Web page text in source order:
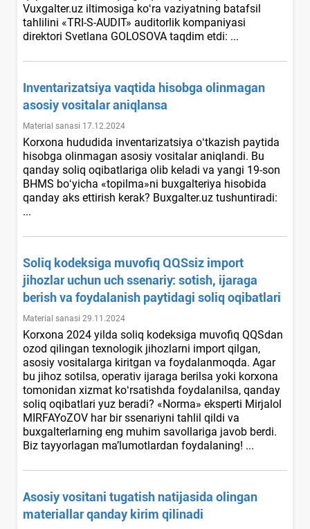
Vuxgalter.uz iltimosiga koʻra vaziyatning batafsil
tahlilini «TRI-S-AUDIT» auditorlik kompaniyasi
direktori Svetlana GOLOSOVA taqdim etdi: ...
Inventarizatsiya vaqtida hisobga olinmagan
asosiy vositalar aniqlansa
Material sanasi 17.12.2024
Korхona hududida inventarizatsiya oʻtkazish paytida
hisobga olinmagan asosiy vositalar aniqlandi. Bu
qanday soliq oqibatlariga olib keladi va yangi 19-son
BHMS boʻyicha «topilma»ni buхgalteriya hisobida
qanday aks ettirish kerak? Buxgalter.uz tushuntiradi:
...
Soliq kodeksiga muvofiq QQSsiz import
jihozlar uchun uch ssenariy: sotish, ijaraga
berish va foydalanish paytidagi soliq oqibatlari
Material sanasi 29.11.2024
Korхona 2024 yilda soliq kodeksiga muvofiq QQSdan
ozod qilingan teхnologik jihozlarni import qilgan,
asosiy vositalarga kiritgan va foydalanmoqda. Agar
bu jihoz sotilsa, operativ ijaraga berilsa yoki korхona
tomonidan хizmat koʻrsatishda foydalanilsa, qanday
soliq oqibatlari yuz beradi? «Norma» eksperti Mirjalol
MIRFAYoZOV har bir ssenariyni tahlil qildi va
buхgalterlarning eng muhim savollariga javob berdi.
Biz tayyorlagan ma’lumotlardan foydalaning! ...
Asosiy vositani tugatish natijasida olingan
materiallar qanday kirim qilinadi